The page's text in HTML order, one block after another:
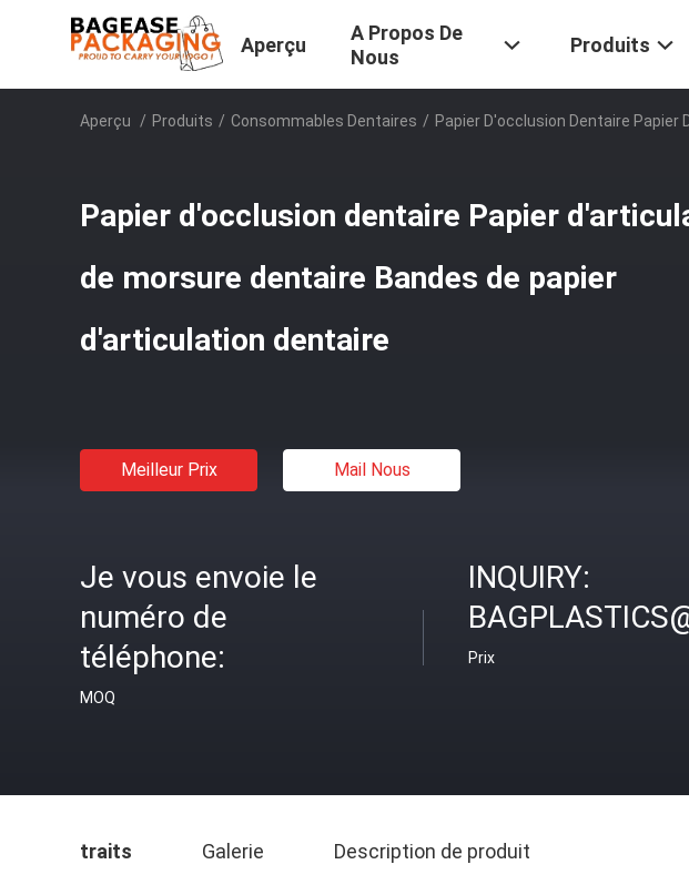
Aperçu
A Propos De
Nous
Produits
Aperçu / Produits / Consommables Dentaires / Papier D'occlusion Dentaire
Papier d'occlusion dentaire Papier
de morsure dentaire Bandes de papier
d'articulation dentaire
Meilleur Prix Mail Nous
Je vous envoie le
numéro de
téléphone:
MOQ
INQUIRY:
Prix
traits Galerie Description de produit